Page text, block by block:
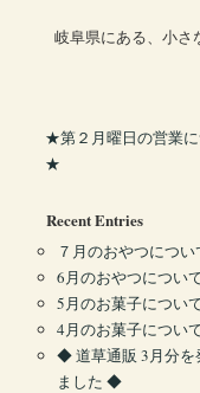
岐阜県にある、小さ
★第２月曜日の営業
★
Recent Entries
７月のおやつについ
6月のおやつについ
5月のお菓子につい
4月のお菓子につい
◆ 道草通販 3月分を
ました ◆